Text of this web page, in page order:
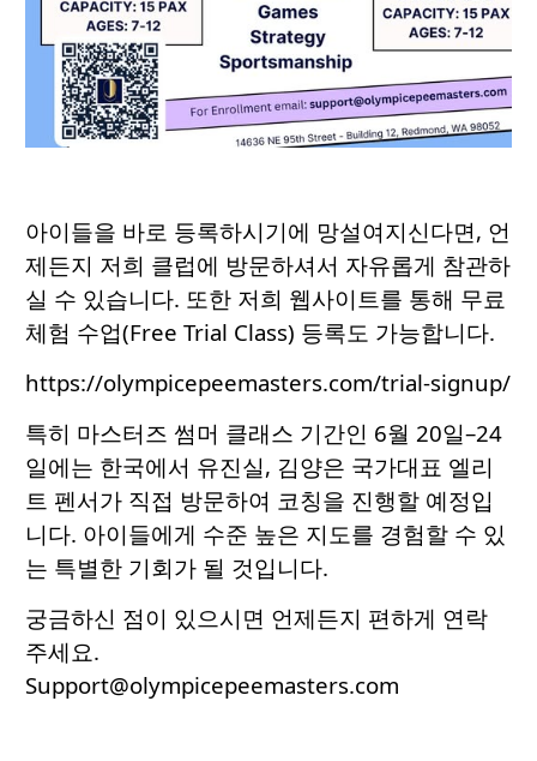
아이들을 바로 등록하시기에 망설여지신다면, 언
제든지 저희 클럽에 방문하셔서 자유롭게 참관하
실 수 있습니다. 또한 저희 웹사이트를 통해 무료
체험 수업(Free Trial Class) 등록도 가능합니다.
https://olympicepeemasters.com/trial-signup/
특히 마스터즈 썸머 클래스 기간인 6월 20일–24
일에는 한국에서 유진실, 김양은 국가대표 엘리
트 펜서가 직접 방문하여 코칭을 진행할 예정입
니다. 아이들에게 수준 높은 지도를 경험할 수 있
는 특별한 기회가 될 것입니다.
궁금하신 점이 있으시면 언제든지 편하게 연락
주세요.
Support@olympicepeemasters.com